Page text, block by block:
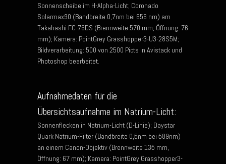
Sonnenscheibe im H-Alpha-Licht; Coronado
Solarmax90 (Bandbreite 0,7nm bei 656 nm) am
Takahashi FC-76DS (Brennweite 570 mm, Öffnung: 76
mm); Kamera: PointGrey Grasshopper3-U3-28S5M;
Bildverarbeitung: 500 von 2500 Picts in Avistack und
Photoshop bearbeitet.
Aufnahmedaten für die
Übersichtsaufnahme im Natrium-Licht:
Sonnenflecken in Natrium-Licht (D-Linie); Daystar
Quark Natrium-Filter (Bandbreite 0,5nm bei 589nm)
an einem Canon-Objektiv (Brennweite 135 mm,
Öffnung: 67 mm); Kamera: PointGrey Grasshopper3-